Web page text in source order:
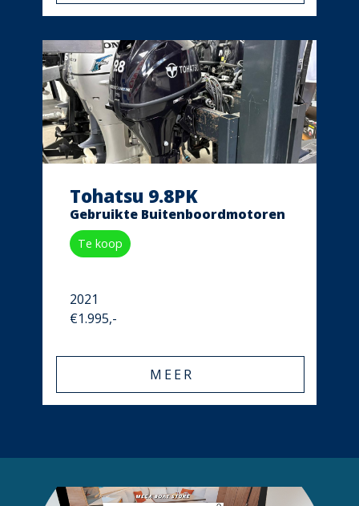
Tohatsu 9.8PK
Gebruikte Buitenboordmotoren
Te koop
2021
€1.995,-
MEER